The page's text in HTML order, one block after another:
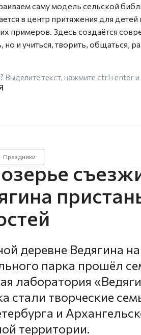
саму модель сельской
в центр притяжения для
примеров. Здесь создаётся
но и учиться, творить, общаться,
Выделите текст, нажмите ctrl+enterи
Праздники
деревне Ведягина
парка прошёл
лаборатория
стали творческие
и
территории.